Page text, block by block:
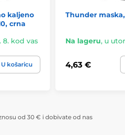
kaljeno
crna
8. kod vas
U košaricu
Thunder
Na lageru, u
4,63 €
od 30 € i dobivate od nas